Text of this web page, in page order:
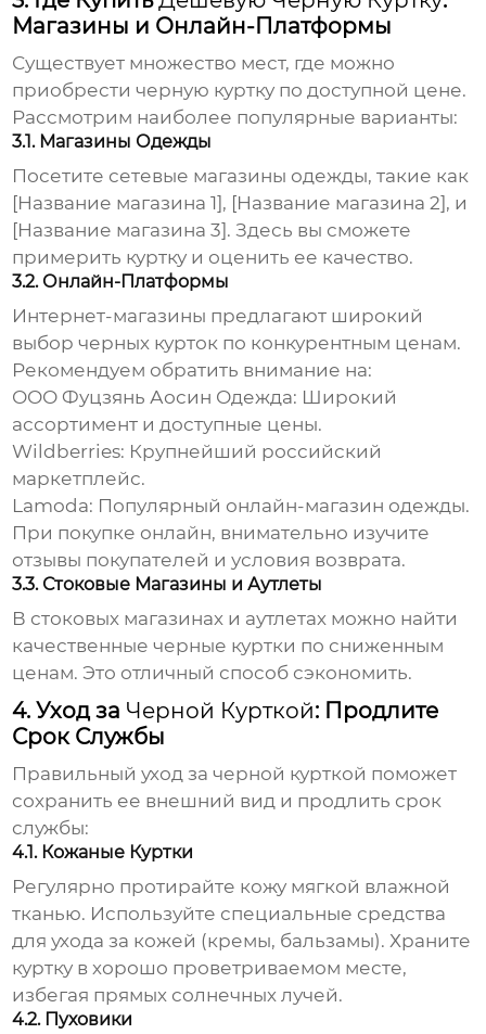
Магазины и Онлайн-Платформы
Существует множество мест, где можно
приобрестичерную куртку по доступной цене.
Рассмотрим наиболее популярные варианты:
3.1. Магазины Одежды
Посетите сетевые магазины одежды, такие как
[Название магазина 1], [Название магазина 2], и
[Название магазина 3]. Здесь вы сможете
примерить куртку и оценить ее качество.
3.2. Онлайн-Платформы
Интернет-магазины предлагают широкий
выборчерных курток по конкурентным ценам.
Рекомендуем обратить внимание на:
ООО Фуцзянь Аосин Одежда: Широкий
ассортимент и доступные цены.
Wildberries: Крупнейший российский
маркетплейс.
Lamoda: Популярный онлайн-магазин одежды.
При покупке онлайн, внимательно изучите
отзывы покупателей и условия возврата.
3.3. Стоковые Магазины и Аутлеты
В стоковых магазинах и аутлетах можно найти
качественныечерные куртки по сниженным
ценам. Это отличный способ сэкономить.
4. Уход за Черной Курткой: Продлите
Срок Службы
Правильный уход зачерной курткой поможет
сохранить ее внешний вид и продлить срок
службы:
4.1. Кожаные Куртки
Регулярно протирайте кожу мягкой влажной
тканью. Используйте специальные средства
для ухода за кожей (кремы, бальзамы). Храните
куртку в хорошо проветриваемом месте,
избегая прямых солнечных лучей.
4.2. Пуховики